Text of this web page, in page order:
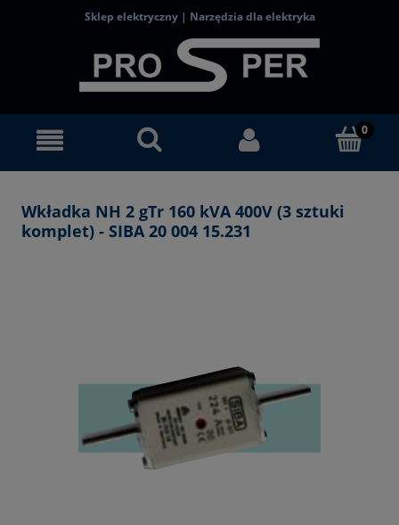
Sklep elektryczny | Narzędzia dla elektryka
Wkładka NH 2 gTr 160 kVA 400V (3 sztuki
komplet) - SIBA 20 004 15.231